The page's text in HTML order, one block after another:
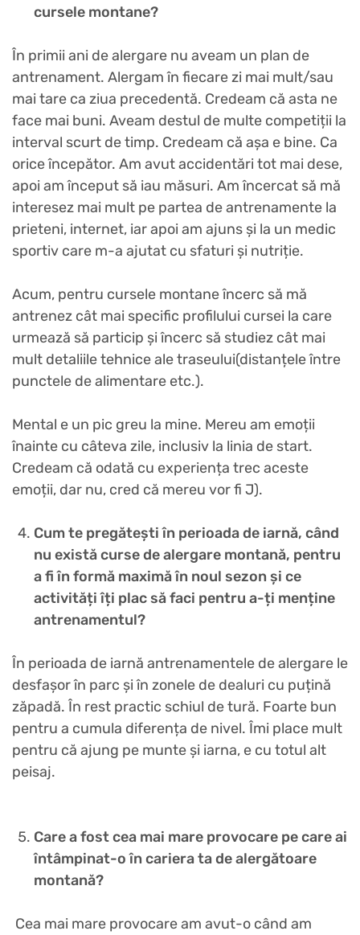
cursele montane?
În primii ani de alergare nu aveam un plan de
antrenament. Alergam în fiecare zi mai mult/sau
mai tare ca ziua precedentă. Credeam că asta ne
face mai buni. Aveam destul de multe competiții la
interval scurt de timp. Credeam că așa e bine. Ca
orice începător. Am avut accidentări tot mai dese,
apoi am început să iau măsuri. Am încercat să mă
interesez mai mult pe partea de antrenamente la
prieteni, internet, iar apoi am ajuns și la un medic
sportiv care m-a ajutat cu sfaturi și nutriție.
Acum, pentru cursele montane încerc să mă
antrenez cât mai specific profilului cursei la care
urmează să particip și încerc să studiez cât mai
mult detaliile tehnice ale traseului(distanțele între
punctele de alimentare etc.).
Mental e un pic greu la mine. Mereu am emoții
înainte cu câteva zile, inclusiv la linia de start.
Credeam că odată cu experiența trec aceste
emoții, dar nu, cred că mereu vor fi J).
Cum te pregătești în perioada de iarnă, când
nu există curse de alergare montană, pentru
a fi în formă maximă în noul sezon și ce
activități îți plac să faci pentru a-ți menține
antrenamentul?
În perioada de iarnă antrenamentele de alergare le
desfașor în parc și în zonele de dealuri cu puțină
zăpadă. În rest practic schiul de tură. Foarte bun
pentru a cumula diferența de nivel. Îmi place mult
pentru că ajung pe munte și iarna, e cu totul alt
peisaj.
Care a fost cea mai mare provocare pe care ai
întâmpinat-o în cariera ta de alergătoare
montană?
Cea mai mare provocare am avut-o când am